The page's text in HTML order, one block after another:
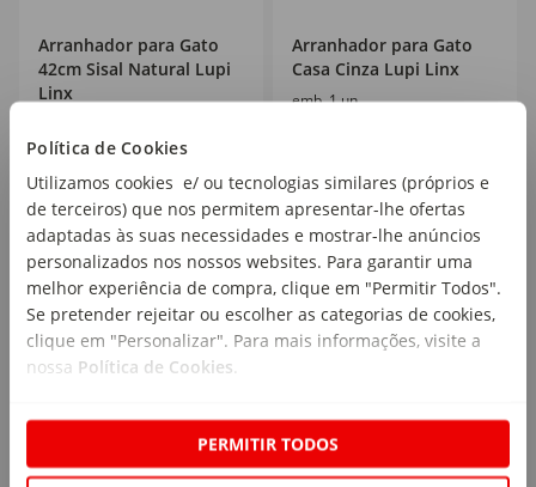
Política de Cookies
Utilizamos cookies e/ ou tecnologias similares (próprios e
de terceiros) que nos permitem apresentar-lhe ofertas
adaptadas às suas necessidades e mostrar-lhe anúncios
personalizados nos nossos websites. Para garantir uma
melhor experiência de compra, clique em "Permitir Todos".
Se pretender rejeitar ou escolher as categorias de cookies,
clique em "Personalizar". Para mais informações, visite a
nossa Política de Cookies.
PERMITIR TODOS
Arranhador para Gato
42cm Sisal Natural Lupi
Linx
14 ,99€
Arranhador para Gato
Casa Cinza Lupi Linx
emb. 1 un
22 ,99€